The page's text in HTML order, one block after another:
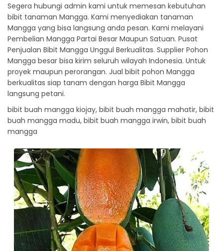
Segera hubungi admin kami untuk memesan kebutuhan
bibit tanaman Mangga. Kami menyediakan tanaman
Mangga yang bisa langsung anda pesan. Kami melayani
Pembelian Mangga Partai Besar Maupun Satuan. Pusat
Penjualan Bibit Mangga Unggul Berkualitas. Supplier Pohon
Mangga besar bisa kirim seluruh wilayah Indonesia. Untuk
proyek maupun perorangan. Jual bibit pohon Mangga
berkualitas siap tanam dengan harga Bibit Mangga
langsung petani.
bibit buah mangga kiojay, bibit buah mangga mahatir, bibit
buah mangga madu, bibit buah mangga irwin, bibit buah
mangga